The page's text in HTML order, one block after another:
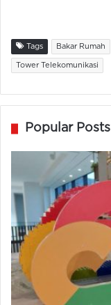
Tags Bakar Rumah
Tower Telekomunikasi
Popular Posts